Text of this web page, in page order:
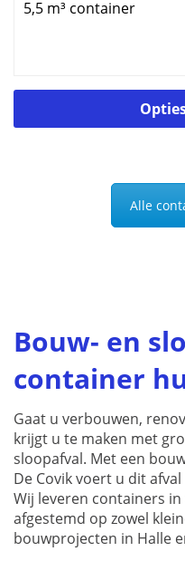
5,5 m³ container
Alle
Bouw- en
container
Gaat u verbouwen,
krijgt u te maken met
sloopafval. Met een
De Covik voert u dit
Wij leveren containers
afgestemd op zowel
bouwprojecten in Halle